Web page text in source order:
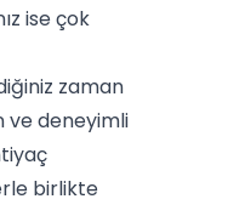
ise çok
zaman
ve deneyimli
birlikte